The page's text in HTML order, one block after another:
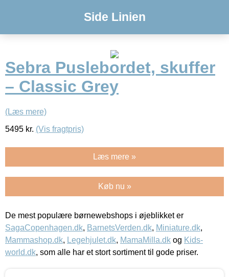
Side Linien
Sebra Puslebordet, skuffer
– Classic Grey
(Læs mere)
5495 kr. (Vis fragtpris)
Læs mere »
Køb nu »
De mest populære børnewebshops i øjeblikket er
SagaCopenhagen.dk, BarnetsVerden.dk, Miniature.dk,
Mammashop.dk, Legehjulet.dk, MamaMilla.dk og Kids-
world.dk, som alle har et stort sortiment til gode priser.